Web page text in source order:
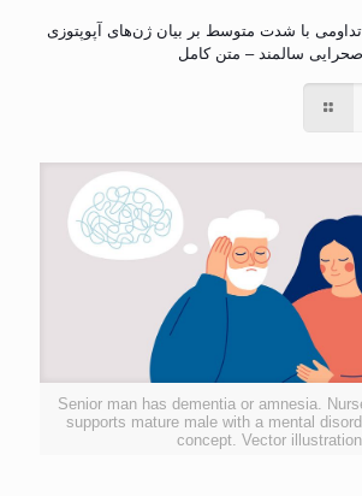
تداومی با شدت متوسط بر بیان ژن‌های آپوپتوزی
سالمند – متن کامل
Senior man has dementia or amnesia.
supports mature male with a mental
concept. Vector illustration